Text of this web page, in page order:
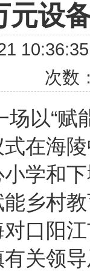
元设
次数
以“赋
在海
学和
乡村
口阳
关领